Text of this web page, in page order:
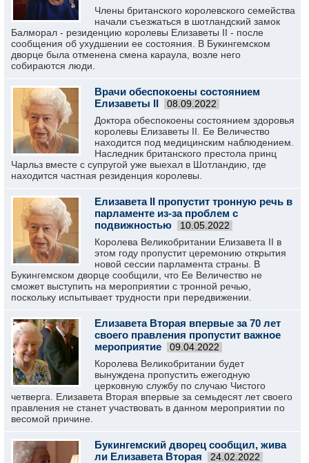
Члены британского королевского семейства
начали съезжаться в шотландский замок
Балморал - резиденцию королевы Елизаветы II - после
сообщения об ухудшении ее состояния. В Букингемском
дворце была отменена смена караула, возле него
собираются люди.
Врачи обеспокоены состоянием
Елизаветы II
08.09.2022
Доктора обеспокоены состоянием здоровья
королевы Елизаветы II. Ее Величество
находится под медицинским наблюдением.
Наследник британского престола принц
Чарльз вместе с супругой уже выехал в Шотландию, где
находится частная резиденция королевы.
Елизавета II пропустит тронную речь в
парламенте из-за проблем с
подвижностью
10.05.2022
Королева Великобритании Елизавета II в
этом году пропустит церемонию открытия
новой сессии парламента страны. В
Букингемском дворце сообщили, что Ее Величество не
сможет выступить на мероприятии с тронной речью,
поскольку испытывает трудности при передвижении.
Елизавета Вторая впервые за 70 лет
своего правления пропустит важное
мероприятие
09.04.2022
Королева Великобритании будет
вынуждена пропустить ежегодную
церковную службу по случаю Чистого
четверга. Елизавета Вторая впервые за семьдесят лет своего
правления не станет участвовать в данном мероприятии по
весомой причине.
Букингемский дворец сообщил, жива
ли Елизавета Вторая
24.02.2022